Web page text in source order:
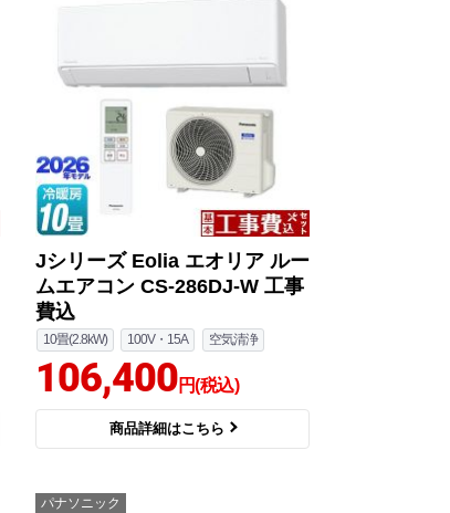
Jシリーズ Eolia エオリア ルー
ムエアコン CS-286DJ-W 工事
費込
10畳(2.8kW) 100V・15A 空気清浄
106,400円(税込)
商品詳細はこちら
パナソニック